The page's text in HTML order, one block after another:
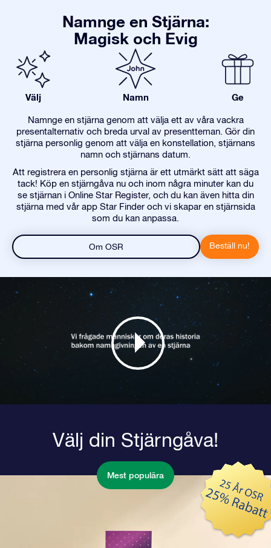
Namnge en Stjärna:
Magisk och Evig
Välj Namn Ge
Namnge en stjärna genom att välja ett av våra vackra
presentalternativ och breda urval av presentteman. Gör din
stjärna personlig genom att välja en konstellation, stjärnans
namn och stjärnans datum.
Att registrera en personlig stjärna är ett utmärkt sätt att säga
tack! Köp en stjärngåva nu och inom några minuter kan du
se stjärnan i Online Star Register, och du kan även hitta din
stjärna med vår app Star Finder och vi skapar en stjärnsida
som du kan anpassa.
Om OSR Beställ nu!
Välj din Stjärngåva!
Mest populära